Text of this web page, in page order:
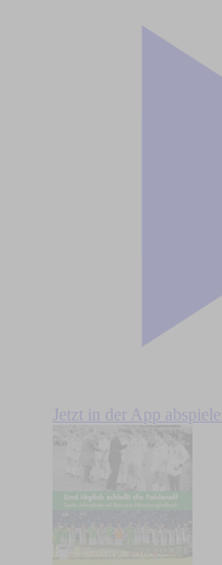
Jetzt in der App abspielen